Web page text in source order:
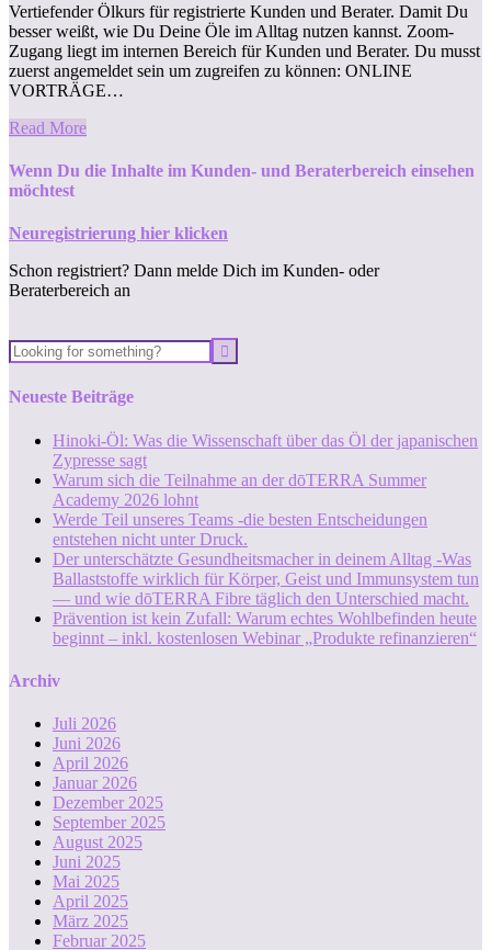
Vertiefender Ölkurs für registrierte Kunden und Berater. Damit Du
besser weißt, wie Du Deine Öle im Alltag nutzen kannst. Zoom-
Zugang liegt im internen Bereich für Kunden und Berater. Du musst
zuerst angemeldet sein um zugreifen zu können: ONLINE
VORTRÄGE…
Read More
Wenn Du die Inhalte im Kunden- und Beraterbereich einsehen
möchtest
Neuregistrierung hier klicken
Schon registriert? Dann melde Dich im Kunden- oder
Beraterbereich an
Neueste Beiträge
Hinoki-Öl: Was die Wissenschaft über das Öl der japanischen
Zypresse sagt
Warum sich die Teilnahme an der dōTERRA Summer
Academy 2026 lohnt
Werde Teil unseres Teams -die besten Entscheidungen
entstehen nicht unter Druck.
Der unterschätzte Gesundheitsmacher in deinem Alltag -Was
Ballaststoffe wirklich für Körper, Geist und Immunsystem tun
— und wie dōTERRA Fibre täglich den Unterschied macht.
Prävention ist kein Zufall: Warum echtes Wohlbefinden heute
beginnt – inkl. kostenlosen Webinar „Produkte refinanzieren“
Archiv
Juli 2026
Juni 2026
April 2026
Januar 2026
Dezember 2025
September 2025
August 2025
Juni 2025
Mai 2025
April 2025
März 2025
Februar 2025